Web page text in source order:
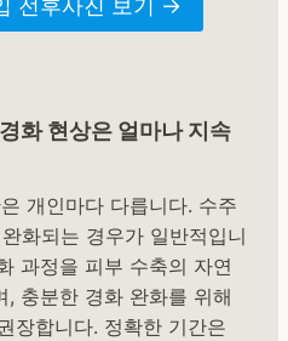
전후사진 보기 →
화 현상은 얼마나 지속
개인마다 다릅니다. 수주
화되는 경우가 일반적입니
과정을 피부 수축의 자연
, 충분한 경화 완화를 위해
장합니다. 정확한 기간은